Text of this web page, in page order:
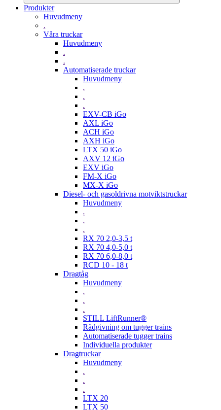
Produkter
Huvudmeny
.
Våra truckar
Huvudmeny
.
.
Automatiserade truckar
Huvudmeny
.
.
.
EXV-CB iGo
AXL iGo
ACH iGo
AXH iGo
LTX 50 iGo
AXV 12 iGo
EXV iGo
FM-X iGo
MX-X iGo
Diesel- och gasoldrivna motviktstruckar
Huvudmeny
.
.
.
RX 70 2,0-3,5 t
RX 70 4,0-5,0 t
RX 70 6,0-8,0 t
RCD 10 - 18 t
Dragtåg
Huvudmeny
.
.
.
STILL LiftRunner®
Rådgivning om tugger trains
Automatiserade tugger trains
Individuella produkter
Dragtruckar
Huvudmeny
.
.
.
LTX 20
LTX 50